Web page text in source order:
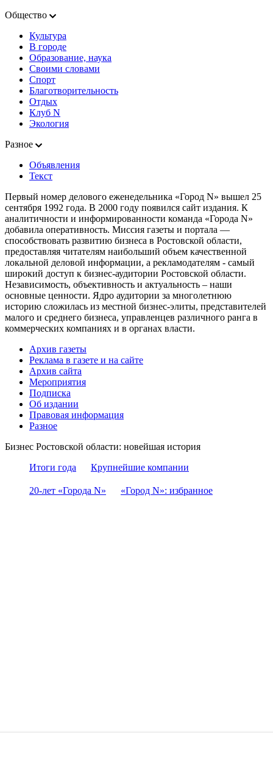
Общество
Культура
В городе
Образование, наука
Своими словами
Спорт
Благотворительность
Отдых
Клуб N
Экология
Разное
Объявления
Текст
Первый номер делового еженедельника «Город N» вышел 25
сентября 1992 года. В 2000 году появился сайт издания. К
аналитичности и информированности команда «Города N»
добавила оперативность. Миссия газеты и портала —
способствовать развитию бизнеса в Ростовской области,
предоставляя читателям наибольший объем качественной
локальной деловой информации, а рекламодателям - самый
широкий доступ к бизнес-аудитории Ростовской области.
Независимость, объективность и актуальность – наши
основные ценности. Ядро аудитории за многолетнюю
историю сложилась из местной бизнес-элиты, представителей
малого и среднего бизнеса, управленцев различного ранга в
коммерческих компаниях и в органах власти.
Архив газеты
Реклама в газете и на сайте
Архив сайта
Мероприятия
Подписка
Об издании
Правовая информация
Разное
Бизнес Ростовской области: новейшая история
Итоги года
Крупнейшие компании
20-лет «Города N» «Город N»: избранное